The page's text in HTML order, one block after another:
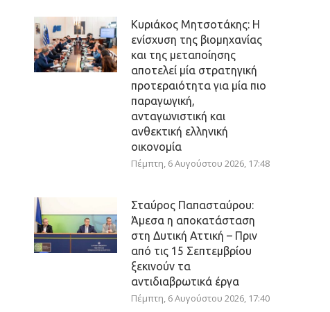
Κυριάκος Μητσοτάκης: Η
ενίσχυση της βιομηχανίας
και της μεταποίησης
αποτελεί μία στρατηγική
προτεραιότητα για μία πιο
παραγωγική,
ανταγωνιστική και
ανθεκτική ελληνική
οικονομία
Πέμπτη, 6 Αυγούστου 2026, 17:48
Σταύρος Παπασταύρου:
Άμεσα η αποκατάσταση
στη Δυτική Αττική – Πριν
από τις 15 Σεπτεμβρίου
ξεκινούν τα
αντιδιαβρωτικά έργα
Πέμπτη, 6 Αυγούστου 2026, 17:40